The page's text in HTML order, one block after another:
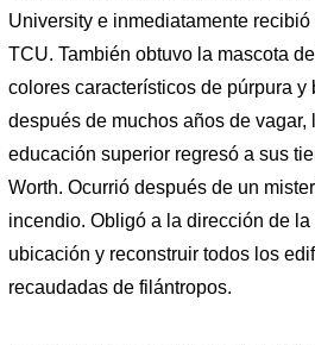
University e inmediatamente
TCU. También obtuvo la mascota
colores característicos de púrpura y
después de muchos años de vagar,
educación superior regresó a sus
Worth. Ocurrió después de un
incendio. Obligó a la dirección de
ubicación y reconstruir todos los
recaudadas de filántropos.